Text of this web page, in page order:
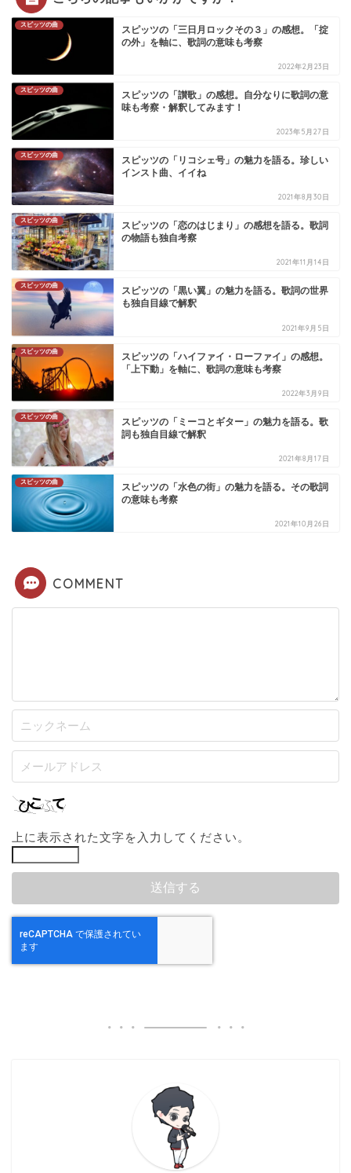
スピッツの曲
スピッツの「三日月ロックその３」の感想。「掟
の外」を軸に、歌詞の意味も考察
2022年2月23日
スピッツの曲
スピッツの「讃歌」の感想。自分なりに歌詞の意
味も考察・解釈してみます！
2023年5月27日
スピッツの曲
スピッツの「リコシェ号」の魅力を語る。珍しい
インスト曲、イイね
2021年8月30日
スピッツの曲
スピッツの「恋のはじまり」の感想を語る。歌詞
の物語も独自考察
2021年11月14日
スピッツの曲
スピッツの「黒い翼」の魅力を語る。歌詞の世界
も独自目線で解釈
2021年9月5日
スピッツの曲
スピッツの「ハイファイ・ローファイ」の感想。
「上下動」を軸に、歌詞の意味も考察
2022年3月9日
スピッツの曲
スピッツの「ミーコとギター」の魅力を語る。歌
詞も独自目線で解釈
2021年8月17日
スピッツの曲
スピッツの「水色の街」の魅力を語る。その歌詞
の意味も考察
2021年10月26日
COMMENT
上に表示された文字を入力してください。